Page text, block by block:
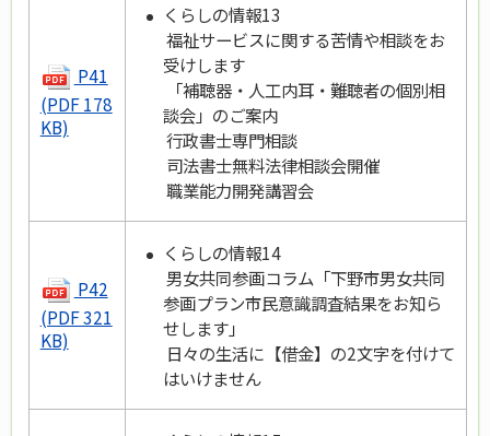
P41
(PDF 178
KB)
くらしの情報13
福祉サービスに関する苦情や相談をお
受けします
「補聴器・人工内耳・難聴者の個別相
談会」のご案内
行政書士専門相談
司法書士無料法律相談会開催
職業能力開発講習会
P42
(PDF 321
KB)
くらしの情報14
男女共同参画コラム「下野市男女共同
参画プラン市民意識調査結果をお知ら
せします」
日々の生活に【借金】の2文字を付けて
はいけません